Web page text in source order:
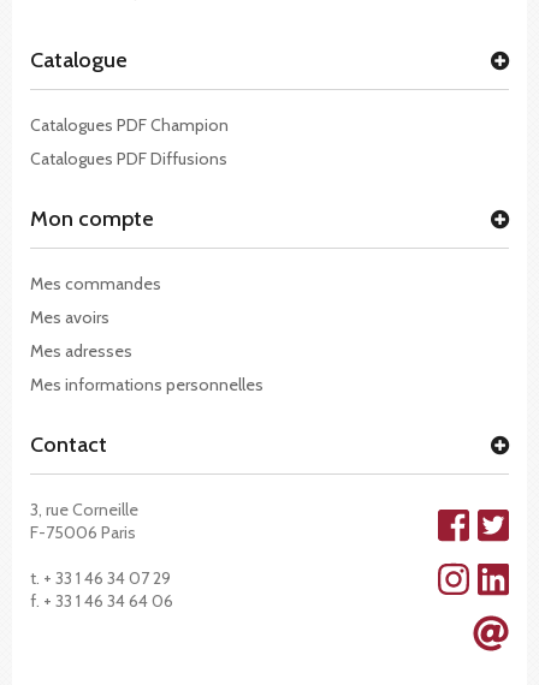
Catalogue
Catalogues PDF Champion
Catalogues PDF Diffusions
Mon compte
Mes commandes
Mes avoirs
Mes adresses
Mes informations personnelles
Contact
3, rue Corneille
F-75006 Paris
t. + 33 1 46 34 07 29
f. + 33 1 46 34 64 06